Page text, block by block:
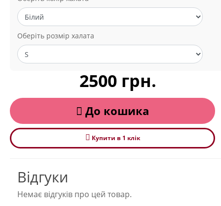
Оберіть розмір халата
2500 грн.
До кошика
Купити в 1 клiк
Відгуки
Немає відгуків про цей товар.